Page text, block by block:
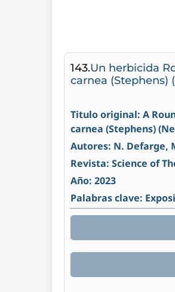
143.Un herbicida
carnea (Stephens)
Titulo original: A
carnea (Stephens)
Autores: N. Defarge,
Revista: Science of
Año: 2023
Palabras clave: